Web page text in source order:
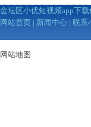
金坛区小优短视频app下
网站首页 | 新闻中心 | 联系
网站地图